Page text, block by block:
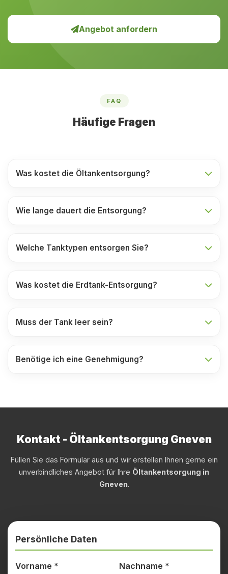
Angebot anfordern
FAQ
Häufige Fragen
Was kostet die Öltankentsorgung?
Wie lange dauert die Entsorgung?
Welche Tanktypen entsorgen Sie?
Was kostet die Erdtank-Entsorgung?
Muss der Tank leer sein?
Benötige ich eine Genehmigung?
Kontakt - Öltankentsorgung Gneven
Füllen Sie das Formular aus und wir erstellen Ihnen gerne ein
unverbindliches Angebot für Ihre Öltankentsorgung in
Gneven.
Persönliche Daten
Vorname * Nachname *